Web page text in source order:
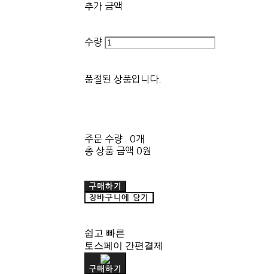
추가 금액
수량
품절된 상품입니다.
주문 수량
0개
총 상품 금액 0원
구매하기
장바구니에 담기
쉽고 빠른
토스페이 간편결제
구매하기